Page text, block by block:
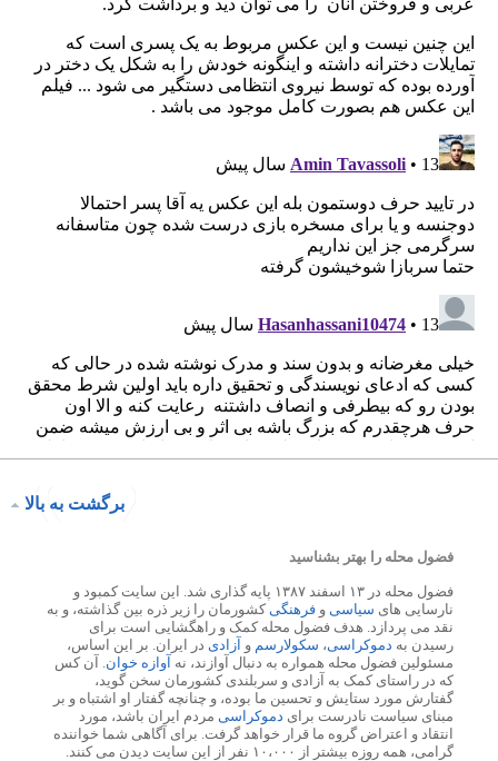
برگشت به بالا
فضول محله را بهتر بشناسید
فضول محله در ۱۳ اسفند ۱۳۸۷ پایه گذاری شد. این سایت کمبود و
نارسایی های سیاسی و فرهنگی کشورمان را زیر ذره بین گذاشته، و به
نقد می پردازد. هدف فضول محله کمک و راهگشایی است برای
رسیدن به دموکراسی، سکولارسم و آزادی در ایران. بر این اساس،
مسئولین فضول محله همواره به دنبال آوازند، نه آوازه خوان . آن کس
که در راستای کمک به آزادی و سربلندی کشورمان سخن گوید،
گفتارش مورد ستایش و تحسین ما بوده، و چنانچه گفتار او اشتباه و بر
مبنای سیاست نادرست برای دموکراسی مردم ایران باشد، مورد
انتقاد و اعتراض گروه ما قرار خواهد گرفت. برای آگاهی شما خواننده
گرامی، همه روزه بیشتر از ۱۰،۰۰۰ نفر از این سایت دیدن می کنند.